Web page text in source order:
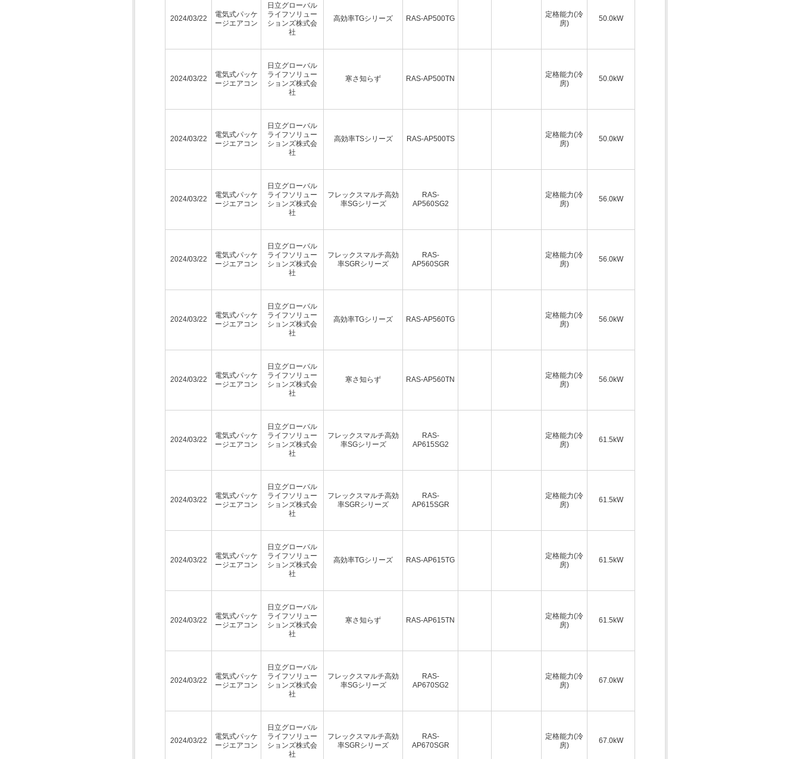
2024/03/22
電気式パッケ
ージエアコン
日立グローバル
ライフソリュー
ションズ株式会
社
高効率TGシリーズ RAS-AP500TG
定格能力(冷
房)
50.0kW
2024/03/22
電気式パッケ
ージエアコン
日立グローバル
ライフソリュー
ションズ株式会
社
寒さ知らず RAS-AP500TN
定格能力(冷
房)
50.0kW
2024/03/22
電気式パッケ
ージエアコン
日立グローバル
ライフソリュー
ションズ株式会
社
高効率TSシリーズ RAS-AP500TS
定格能力(冷
房)
50.0kW
2024/03/22
電気式パッケ
ージエアコン
日立グローバル
ライフソリュー
ションズ株式会
社
フレックスマルチ高効
率SGシリーズ
RAS-
AP560SG2
定格能力(冷
房)
56.0kW
2024/03/22
電気式パッケ
ージエアコン
日立グローバル
ライフソリュー
ションズ株式会
社
フレックスマルチ高効
率SGRシリーズ
RAS-
AP560SGR
定格能力(冷
房)
56.0kW
2024/03/22
電気式パッケ
ージエアコン
日立グローバル
ライフソリュー
ションズ株式会
社
高効率TGシリーズ RAS-AP560TG
定格能力(冷
房)
56.0kW
2024/03/22
電気式パッケ
ージエアコン
日立グローバル
ライフソリュー
ションズ株式会
社
寒さ知らず RAS-AP560TN
定格能力(冷
房)
56.0kW
2024/03/22
電気式パッケ
ージエアコン
日立グローバル
ライフソリュー
ションズ株式会
社
フレックスマルチ高効
率SGシリーズ
RAS-
AP615SG2
定格能力(冷
房)
61.5kW
2024/03/22
電気式パッケ
ージエアコン
日立グローバル
ライフソリュー
ションズ株式会
社
フレックスマルチ高効
率SGRシリーズ
RAS-
AP615SGR
定格能力(冷
房)
61.5kW
2024/03/22
電気式パッケ
ージエアコン
日立グローバル
ライフソリュー
ションズ株式会
社
高効率TGシリーズ RAS-AP615TG
定格能力(冷
房)
61.5kW
2024/03/22
電気式パッケ
ージエアコン
日立グローバル
ライフソリュー
ションズ株式会
社
寒さ知らず RAS-AP615TN
定格能力(冷
房)
61.5kW
2024/03/22
電気式パッケ
ージエアコン
日立グローバル
ライフソリュー
ションズ株式会
社
フレックスマルチ高効
率SGシリーズ
RAS-
AP670SG2
定格能力(冷
房)
67.0kW
2024/03/22
電気式パッケ
ージエアコン
日立グローバル
ライフソリュー
ションズ株式会
社
フレックスマルチ高効
率SGRシリーズ
RAS-
AP670SGR
定格能力(冷
房)
67.0kW